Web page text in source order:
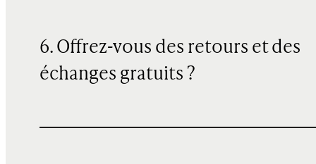
6. Offrez-vous des retours et des
échanges gratuits ?